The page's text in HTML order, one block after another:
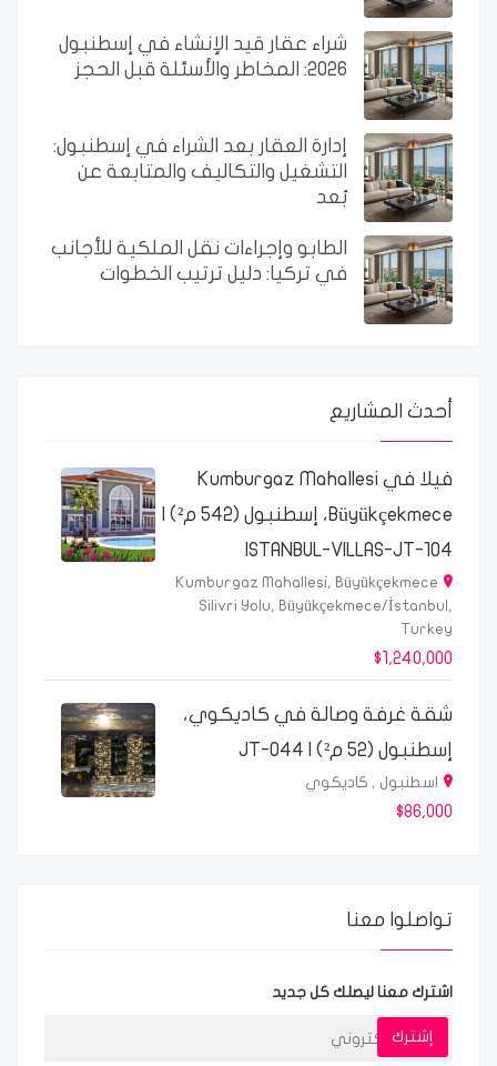
شراء عقار قيد الإنشاء في إسطنبول
2026: المخاطر والأسئلة قبل الحجز
إدارة العقار بعد الشراء في إسطنبول:
التشغيل والتكاليف والمتابعة عن
بُعد
الطابو وإجراءات نقل الملكية للأجانب
في تركيا: دليل ترتيب الخطوات
أحدث المشاريع
فيلا في Kumburgaz Mahallesi
Büyükçekmece، إسطنبول (542 م²) |
ISTANBUL-VILLAS-JT-104
Kumburgaz Mahallesi, Büyükçekmece
Silivri Yolu, Büyükçekmece/İstanbul,
Turkey
$1,240,000
شقة غرفة وصالة في كاديكوي،
إسطنبول (52 م²) | JT-044
اسطنبول , كاديكوي
$86,000
تواصلوا معنا
اشترك معنا ليصلك كل جديد
إشترك